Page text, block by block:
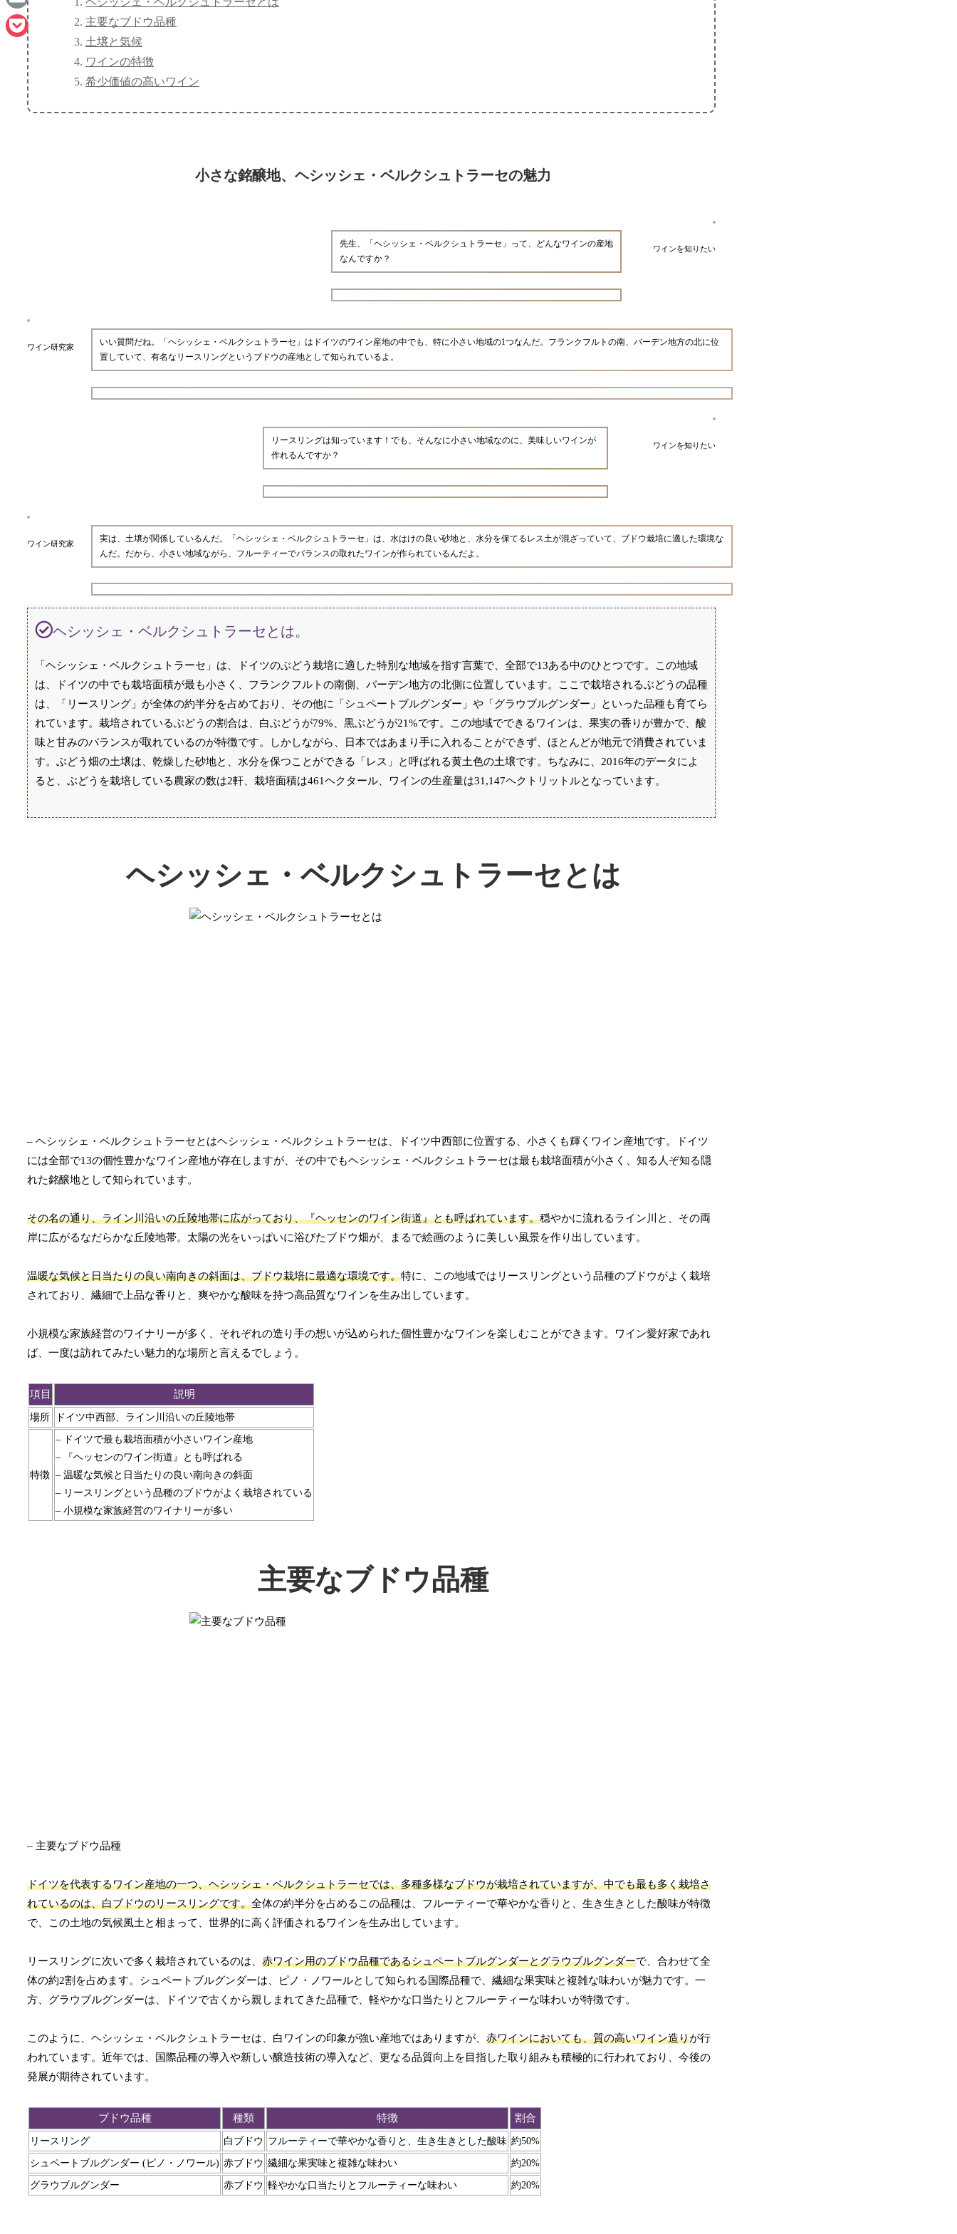
主要なブドウ品種
土壌と気候
ワインの特徴
希少価値の高いワイン
小さな銘醸地、ヘシッシェ・ベルクシュトラーセの魅力
ワインを知りたい
先生、「ヘシッシェ・ベルクシュトラーセ」って、どんなワインの産地
なんですか？
ワイン研究家
いい質問だね。「ヘシッシェ・ベルクシュトラーセ」はドイツのワイン産地の中でも、特に小さい地域の1つなんだ。フランクフルトの南、バーデン地方の北に位
置していて、有名なリースリングというブドウの産地として知られているよ。
ワインを知りたい
リースリングは知っています！でも、そんなに小さい地域なのに、美味しいワインが
作れるんですか？
ワイン研究家
実は、土壌が関係しているんだ。「ヘシッシェ・ベルクシュトラーセ」は、水はけの良い砂地と、水分を保てるレス土が混ざっていて、ブドウ栽培に適した環境な
んだ。だから、小さい地域ながら、フルーティーでバランスの取れたワインが作られているんだよ。
ヘシッシェ・ベルクシュトラーセとは。
「ヘシッシェ・ベルクシュトラーセ」は、ドイツのぶどう栽培に適した特別な地域を指す言葉で、全部で13ある中のひとつです。この地域
は、ドイツの中でも栽培面積が最も小さく、フランクフルトの南側、バーデン地方の北側に位置しています。ここで栽培されるぶどうの品種
は、「リースリング」が全体の約半分を占めており、その他に「シュペートブルグンダー」や「グラウブルグンダー」といった品種も育てら
れています。栽培されているぶどうの割合は、白ぶどうが79%、黒ぶどうが21%です。この地域でできるワインは、果実の香りが豊かで、酸
味と甘みのバランスが取れているのが特徴です。しかしながら、日本ではあまり手に入れることができず、ほとんどが地元で消費されていま
す。ぶどう畑の土壌は、乾燥した砂地と、水分を保つことができる「レス」と呼ばれる黄土色の土壌です。ちなみに、2016年のデータによ
ると、ぶどうを栽培している農家の数は2軒、栽培面積は461ヘクタール、ワインの生産量は31,147ヘクトリットルとなっています。
ヘシッシェ・ベルクシュトラーセとは
– ヘシッシェ・ベルクシュトラーセとはヘシッシェ・ベルクシュトラーセは、ドイツ中西部に位置する、小さくも輝くワイン産地です。ドイツ
には全部で13の個性豊かなワイン産地が存在しますが、その中でもヘシッシェ・ベルクシュトラーセは最も栽培面積が小さく、知る人ぞ知る隠
れた銘醸地として知られています。
その名の通り、ライン川沿いの丘陵地帯に広がっており、『ヘッセンのワイン街道』とも呼ばれています。穏やかに流れるライン川と、その両
岸に広がるなだらかな丘陵地帯。太陽の光をいっぱいに浴びたブドウ畑が、まるで絵画のように美しい風景を作り出しています。
温暖な気候と日当たりの良い南向きの斜面は、ブドウ栽培に最適な環境です。特に、この地域ではリースリングという品種のブドウがよく栽培
されており、繊細で上品な香りと、爽やかな酸味を持つ高品質なワインを生み出しています。
小規模な家族経営のワイナリーが多く、それぞれの造り手の想いが込められた個性豊かなワインを楽しむことができます。ワイン愛好家であれ
ば、一度は訪れてみたい魅力的な場所と言えるでしょう。
項目 説明
場所 ドイツ中西部、ライン川沿いの丘陵地帯
特徴
– ドイツで最も栽培面積が小さいワイン産地
– 『ヘッセンのワイン街道』とも呼ばれる
– 温暖な気候と日当たりの良い南向きの斜面
– リースリングという品種のブドウがよく栽培されている
– 小規模な家族経営のワイナリーが多い
主要なブドウ品種
– 主要なブドウ品種
ドイツを代表するワイン産地の一つ、ヘシッシェ・ベルクシュトラーセでは、多種多様なブドウが栽培されていますが、中でも最も多く栽培さ
れているのは、白ブドウのリースリングです。全体の約半分を占めるこの品種は、フルーティーで華やかな香りと、生き生きとした酸味が特徴
で、この土地の気候風土と相まって、世界的に高く評価されるワインを生み出しています。
リースリングに次いで多く栽培されているのは、 赤ワイン用のブドウ品種であるシュペートブルグンダーとグラウブルグンダーで、合わせて全
体の約2割を占めます。シュペートブルグンダーは、ピノ・ノワールとして知られる国際品種で、繊細な果実味と複雑な味わいが魅力です。一
方、グラウブルグンダーは、ドイツで古くから親しまれてきた品種で、軽やかな口当たりとフルーティーな味わいが特徴です。
このように、ヘシッシェ・ベルクシュトラーセは、白ワインの印象が強い産地ではありますが、 赤ワインにおいても、質の高いワイン造りが行
われています。近年では、国際品種の導入や新しい醸造技術の導入など、更なる品質向上を目指した取り組みも積極的に行われており、今後の
発展が期待されています。
ブドウ品種 種類 特徴 割合
リースリング 白ブドウ フルーティーで華やかな香りと、生き生きとした酸味 約50%
シュペートブルグンダー (ピノ・ノワール) 赤ブドウ 繊細な果実味と複雑な味わい 約20%
グラウブルグンダー 赤ブドウ 軽やかな口当たりとフルーティーな味わい 約20%
Email
Pocket